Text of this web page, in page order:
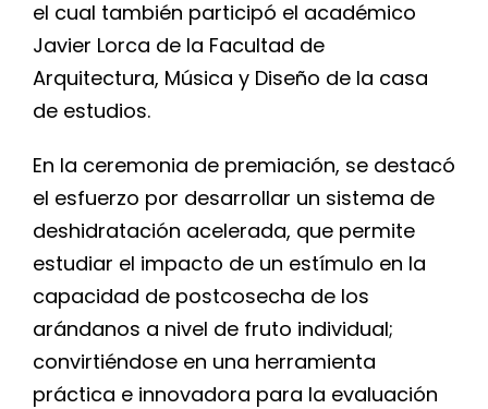
el cual también participó el académico
Javier Lorca de la Facultad de
Arquitectura, Música y Diseño de la casa
de estudios.
En la ceremonia de premiación, se destacó
el esfuerzo por desarrollar un sistema de
deshidratación acelerada, que permite
estudiar el impacto de un estímulo en la
capacidad de postcosecha de los
arándanos a nivel de fruto individual;
convirtiéndose en una herramienta
práctica e innovadora para la evaluación